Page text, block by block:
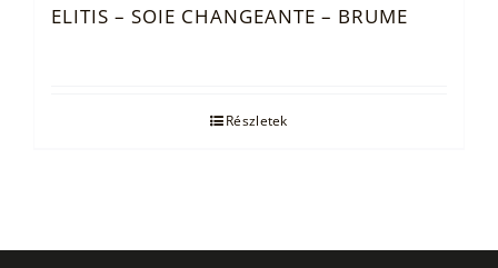
ELITIS – SOIE CHANGEANTE – BRUME
Részletek